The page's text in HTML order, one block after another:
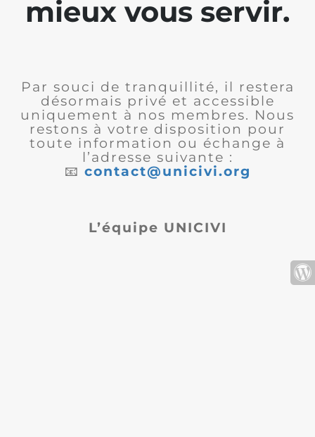
mieux vous servir.
Par souci de tranquillité, il restera
désormais privé et accessible
uniquement à nos membres. Nous
restons à votre disposition pour
toute information ou échange à
l’adresse suivante :
📧 contact@unicivi.org
L’équipe UNICIVI